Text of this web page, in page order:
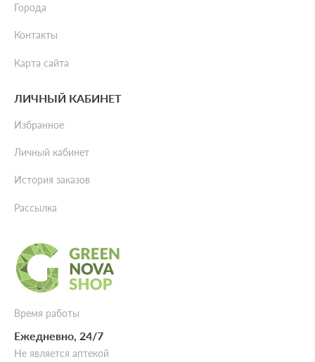
Время работы
Ежедневно, 24/7
Не является аптекой
Города
Контакты
Карта сайта
ЛИЧНЫЙ КАБИНЕТ
Избранное
Личный кабинет
История заказов
Рассылка